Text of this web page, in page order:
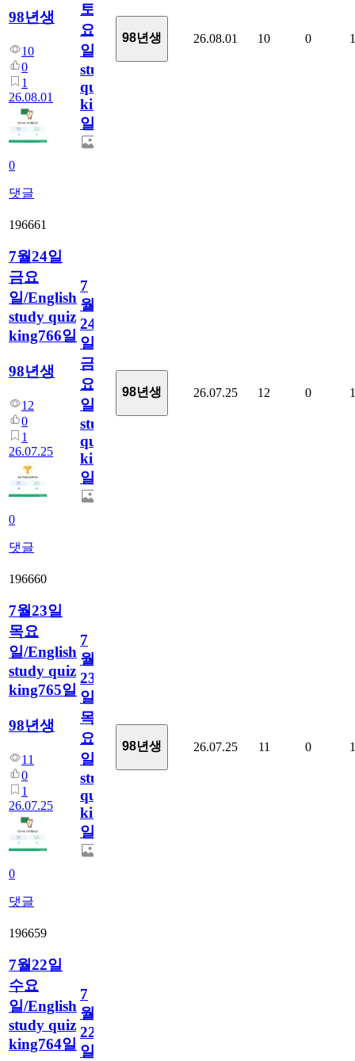
98년생
10
0
1
26.08.01
0
댓글
토
요
일/English
study
quiz
king767
일
98년생 26.08.01 10 0 1
196661
7월24일
금요
일/English
study quiz
king766일
98년생
12
0
1
26.07.25
0
댓글
7
월
24
일
금
요
일/English
study
quiz
king766
일
98년생 26.07.25 12 0 1
196660
7월23일
목요
일/English
study quiz
king765일
98년생
11
0
1
26.07.25
0
댓글
7
월
23
일
목
요
일/English
study
quiz
king765
일
98년생 26.07.25 11 0 1
196659
7월22일
수요
일/English
study quiz
king764일
7
월
22
일